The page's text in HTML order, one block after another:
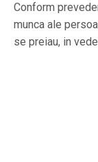
Conform
munca ale
se preiau, in